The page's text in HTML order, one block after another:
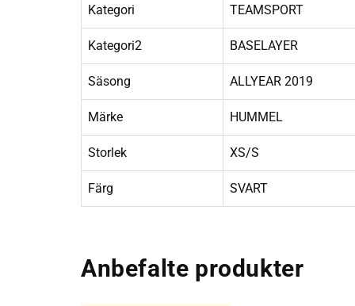
Kategori TEAMSPORT
Kategori2 BASELAYER
Säsong ALLYEAR 2019
Märke HUMMEL
Storlek XS/S
Färg SVART
Anbefalte produkter